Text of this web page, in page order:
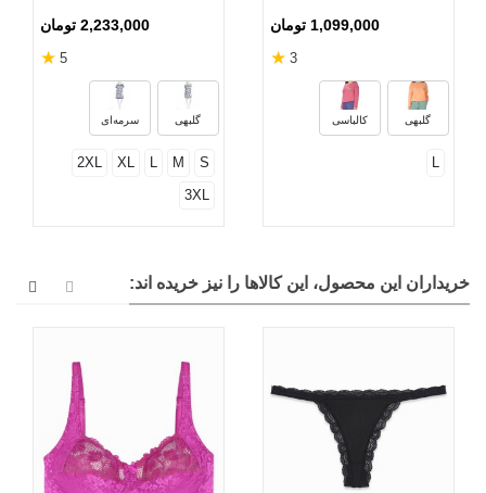
1,099,000 تومان
3
★
گلبهی کالباسی
L
2,233,000 تومان
5
★
گلبهی سرمه‌ای
S
M
L
XL
2XL
3XL
خریداران این محصول، این کالاها را نیز خریده اند: